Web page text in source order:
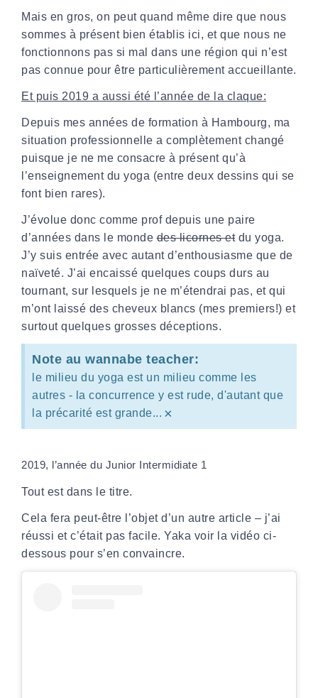
Mais en gros, on peut quand même dire que nous
sommes à présent bien établis ici, et que nous ne
fonctionnons pas si mal dans une région qui n’est
pas connue pour être particulièrement accueillante.
Et puis 2019 a aussi été l’année de la claque:
Depuis mes années de formation à Hambourg, ma
situation professionnelle a complètement changé
puisque je ne me consacre à présent qu’à
l’enseignement du yoga (entre deux dessins qui se
font bien rares).
J’évolue donc comme prof depuis une paire
d’années dans le mondedes licornes etdu yoga.
J’y suis entrée avec autant d’enthousiasme que de
naïveté. J’ai encaissé quelques coups durs au
tournant, sur lesquels je ne m’étendrai pas, et qui
m’ont laissé des cheveux blancs (mes premiers!) et
surtout quelques grosses déceptions.
Note au wannabe teacher:
le milieu du yoga est un milieu comme les
autres - la concurrence y est rude, d'autant que
la précarité est grande... ×
2019, l’année du Junior Intermidiate 1
Tout est dans le titre.
Cela fera peut-être l’objet d’un autre article – j’ai
réussi et c’était pas facile. Yaka voir la vidéo ci-
dessous pour s’en convaincre.